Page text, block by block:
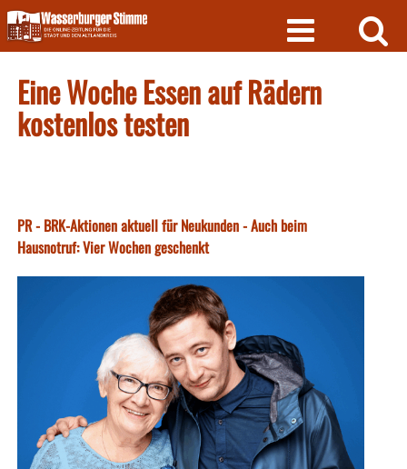
Skip
to
content
Eine Woche Essen auf Rädern
kostenlos testen
PR - BRK-Aktionen aktuell für Neukunden - Auch beim
Hausnotruf: Vier Wochen geschenkt